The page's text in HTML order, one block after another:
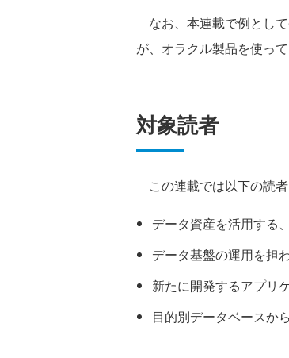
なお、本連載で例とし
が、オラクル製品を使っ
対象読者
この連載では以下の読者
データ資産を活用する
データ基盤の運用を担
新たに開発するアプリ
目的別データベースか